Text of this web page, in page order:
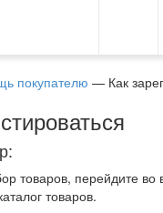
покупателю — Как
товаров, перейдите во
товаров.